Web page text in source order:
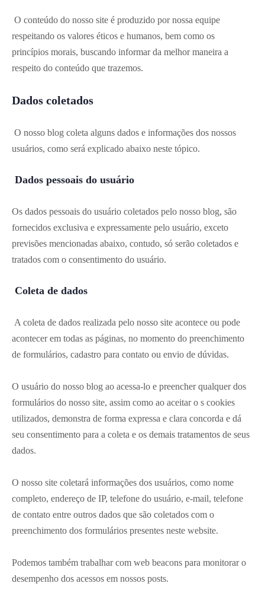
O conteúdo do nosso site é produzido por nossa equipe
respeitando os valores éticos e humanos, bem como os
princípios morais, buscando informar da melhor maneira a
respeito do conteúdo que trazemos.
Dados coletados
O nosso blog coleta alguns dados e informações dos nossos
usuários, como será explicado abaixo neste tópico.
Dados pessoais do usuário
Os dados pessoais do usuário coletados pelo nosso blog, são
fornecidos exclusiva e expressamente pelo usuário, exceto
previsões mencionadas abaixo, contudo, só serão coletados e
tratados com o consentimento do usuário.
Coleta de dados
A coleta de dados realizada pelo nosso site acontece ou pode
acontecer em todas as páginas, no momento do preenchimento
de formulários, cadastro para contato ou envio de dúvidas.
O usuário do nosso blog ao acessa-lo e preencher qualquer dos
formulários do nosso site, assim como ao aceitar o s cookies
utilizados, demonstra de forma expressa e clara concorda e dá
seu consentimento para a coleta e os demais tratamentos de seus
dados.
O nosso site coletará informações dos usuários, como nome
completo, endereço de IP, telefone do usuário, e-mail, telefone
de contato entre outros dados que são coletados com o
preenchimento dos formulários presentes neste website.
Podemos também trabalhar com web beacons para monitorar o
desempenho dos acessos em nossos posts.